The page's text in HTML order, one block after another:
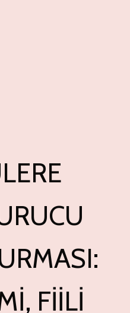
FIILI